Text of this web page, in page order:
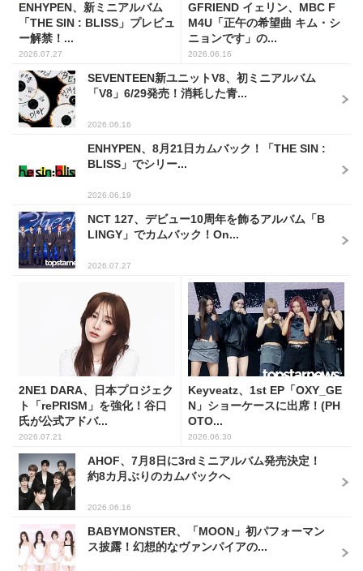
ENHYPEN、新ミニアルバム
「THE SIN : BLISS」プレビュ
ー解禁！...
2026.07.27
GFRIEND イェリン、MBC F
M4U「正午の希望曲 キム・シ
ニョンです」の...
2026.06.16
SEVENTEEN新ユニットV8、初ミニアルバム
「V8」6/29発売！消耗した青...
2026.06.16
ENHYPEN、8月21日カムバック！「THE SIN :
BLISS」でシリー...
2026.06.19
NCT 127、デビュー10周年を飾るアルバム「B
LINGY」でカムバック！On...
2026.07.27
2NE1 DARA、日本プロジェク
ト「rePRISM」を強化！谷口
氏が公式アドバ...
2026.07.21
Keyveatz、1st EP「OXY_GE
N」ショーケースに出席！(PH
OTO...
2026.06.30
AHOF、7月8日に3rdミニアルバム発売決定！
約8カ月ぶりのカムバックへ
2026.06.16
BABYMONSTER、「MOON」初パフォーマン
ス披露！幻想的なヴァンパイアの...